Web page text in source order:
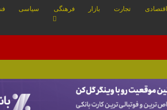
اقتصادی تجارت بازار فرهنگی سیاسی